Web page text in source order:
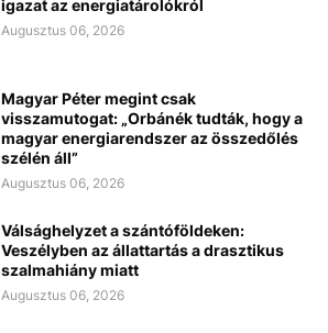
igazat az energiatárolókról
Augusztus 06, 2026
Magyar Péter megint csak
visszamutogat: „Orbánék tudták, hogy a
magyar energiarendszer az összedőlés
szélén áll”
Augusztus 06, 2026
Válsághelyzet a szántóföldeken:
Veszélyben az állattartás a drasztikus
szalmahiány miatt
Augusztus 06, 2026